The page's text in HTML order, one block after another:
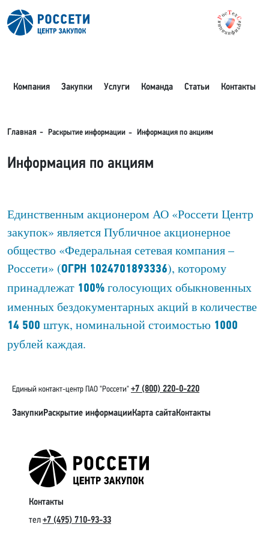
Компания Закупки Услуги Команда Статьи Контакты
Главная Раскрытие информации Информация по акциям
Информация по акциям
Единственным акционером АО «Россети Центр
закупок» является Публичное акционерное
общество «Федеральная сетевая компания –
Россети» (ОГРН 1024701893336), которому
принадлежат 100% голосующих обыкновенных
именных бездокументарных акций в количестве
14 500 штук, номинальной стоимостью 1000
рублей каждая.
Единый контакт-центр ПАО "Россети" +7 (800) 220-0-220
ЗакупкиРаскрытие информацииКарта сайтаКонтакты
Контакты
тел+7 (495) 710-93-33